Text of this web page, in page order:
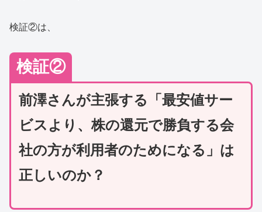
検証②は、
検証②
前澤さんが主張する「最安値サー
ビスより、株の還元で勝負する会
社の方が利用者のためになる」は
正しいのか？